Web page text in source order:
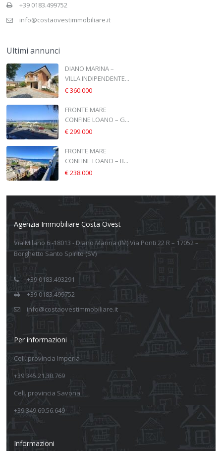
+39 0183.499752
info@costaovestimmobiliare.it
Ultimi annunci
DIANO MARINA –
VILLA INDIPENDENTE...
€ 360.000
FRONTE MARE
CONFINE LOANO – G...
€ 299.000
FRONTE MARE
CONFINE LOANO – B...
€ 238.000
Agenzia Immobiliare Costa Ovest
Via Milano 6 -18013 - Diano Marina (IM) Via Ponti 22 R – 17052 –
Borghetto Santo Spirito (SV)
+39 0183.493291
+39 0183.499752
info@costaovestimmobiliare.it
Per informazioni
Cell. provincia Imperia
+39 345.21.30.769
Cell. provincia Savona
+39 349.69.56.649
Informazioni